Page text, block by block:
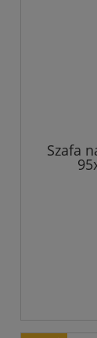
Szafa